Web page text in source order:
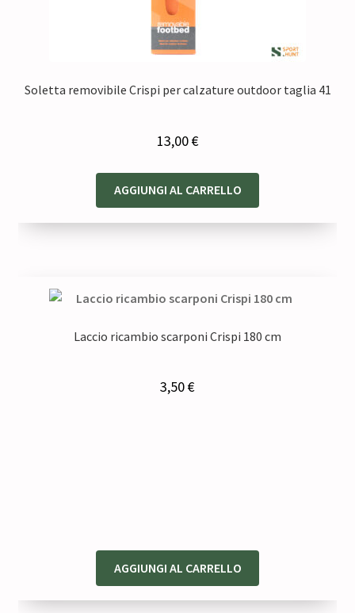
Soletta removibile Crispi per calzature outdoor taglia 41
13,00€
AGGIUNGI AL CARRELLO
Laccio ricambio scarponi Crispi 180 cm
3,50€
AGGIUNGI AL CARRELLO